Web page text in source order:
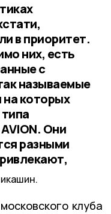
в приоритет.
них, есть
с
называемые
которых
Они
разными
клуба